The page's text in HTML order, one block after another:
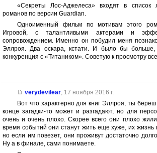
«Секреты Лос-Аджелеса» входят в список
романов по версии Guardian.
Одноименный фильм по мотивам этого
Игровой, с талантливыми актерами и
сопровождением. Именно он побудил меня
Эллроя. Два оскара, кстати. И было бы
конкуренция с «Титаником». Советую к просмотру
verydevilear, 17 ноября 2016 г.
Вот что характерно для книг Эллроя, ты
конце загадки-то может и разгадают, но для
очень и очень плохо. Скорее всего они плохо
время событий они станут жить еще хуже, их жизнь
но если им повезет, они проживут достаточно
Ну а в финале, сами понимаете.